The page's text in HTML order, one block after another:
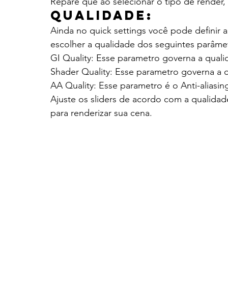
Qualidade:
Ainda no quick settings você pode definir
escolher a qualidade dos seguintes
GI Quality: Esse parametro governa a
Shader Quality: Esse parametro governa a
AA Quality: Esse parametro é o Anti-
Ajuste os sliders de acordo com a
para renderizar sua cena.